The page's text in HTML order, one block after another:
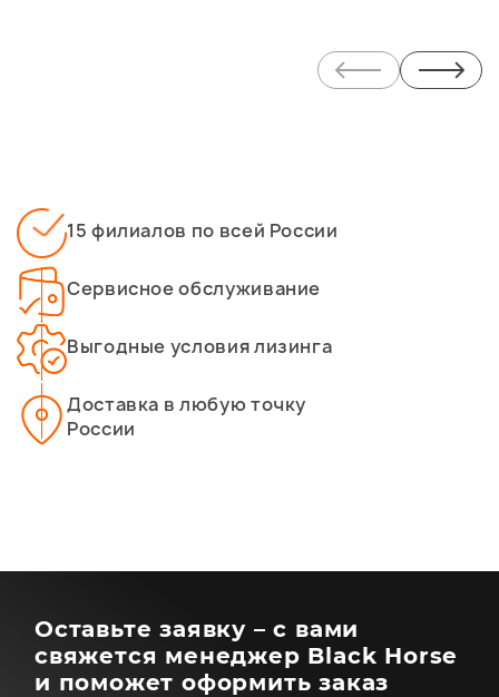
15 филиалов по всей России
Сервисное обслуживание
Выгодные условия лизинга
Доставка в любую точку
России
Оставьте заявку – с вами
свяжется менеджер Black Horse
и поможет оформить заказ